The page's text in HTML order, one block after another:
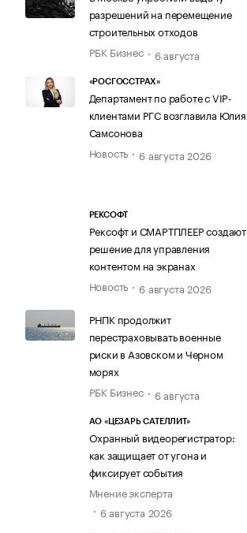
разрешений на перемещение
строительных отходов
РБК Бизнес
6 августа
«РОСГОССТРАХ»
Департамент по работе с VIP-
клиентами РГС возглавила Юлия
Самсонова
Новость
6 августа 2026
РЕКСОФТ
Рексофт и СМАРТПЛЕЕР создают
решение для управления
контентом на экранах
Новость
6 августа 2026
РНПК продолжит
перестраховывать военные
риски в Азовском и Черном
морях
РБК Бизнес
6 августа
АО «ЦЕЗАРЬ САТЕЛЛИТ»
Охранный видеорегистратор:
как защищает от угона и
фиксирует события
Мнение эксперта
6 августа 2026